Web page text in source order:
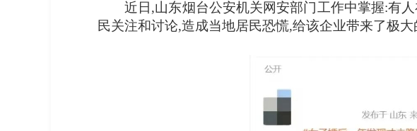
近日,山东烟台公安机关网安部门工作中掌握:有
民关注和讨论,造成当地居民恐慌,给该企业带来了极大